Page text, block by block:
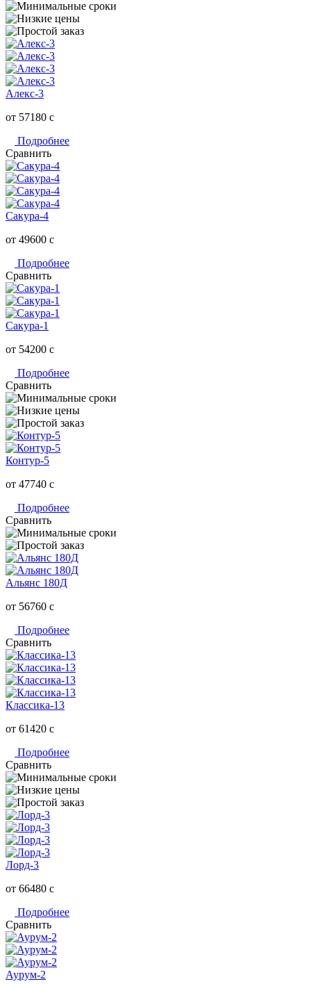
Алекс-3
от 57180 c
Подробнее
Сравнить
Сакура-4
от 49600 c
Подробнее
Сравнить
Сакура-1
от 54200 c
Подробнее
Сравнить
Контур-5
от 47740 c
Подробнее
Сравнить
Альянс 180Д
от 56760 c
Подробнее
Сравнить
Классика-13
от 61420 c
Подробнее
Сравнить
Лорд-3
от 66480 c
Подробнее
Сравнить
Аурум-2